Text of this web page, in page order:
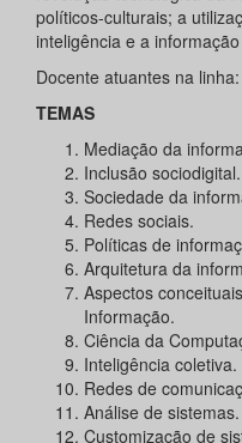
políticos-culturais; a
inteligência e a
Docente atuantes na linha:
TEMAS
Mediação da
Inclusão sociodigital.
Sociedade da
Redes sociais.
Políticas de
Arquitetura da
Aspectos
Informação.
Ciência da
Inteligência coletiva.
Redes de
Análise de sistemas.
Customização de